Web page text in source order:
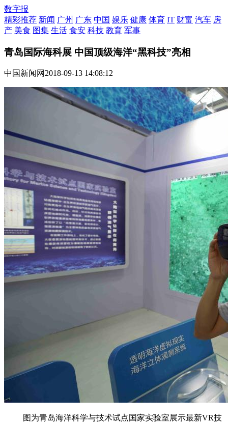
数字报
精彩推荐 新闻 广州 广东 中国 娱乐 健康 体育 IT 财富 汽车 房
产 美食 图集 生活 食安 科技 教育 军事
青岛国际海科展 中国顶级海洋“黑科技”亮相
中国新闻网2018-09-13 14:08:12
图为青岛海洋科学与技术试点国家实验室展示最新VR技